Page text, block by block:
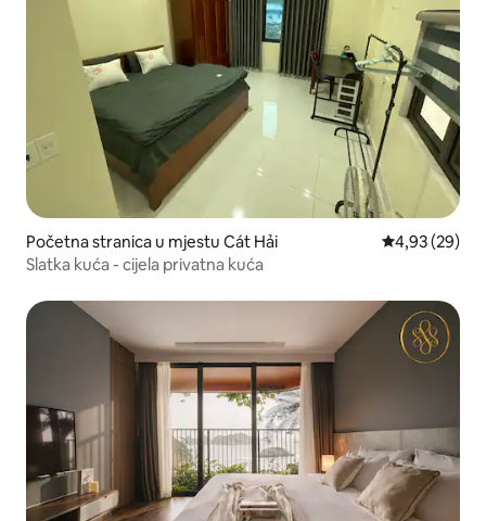
Početna stranica u mjestu Cát Hải prosječna
4,93 (29)
Slatka kuća - cijela privatna kuća